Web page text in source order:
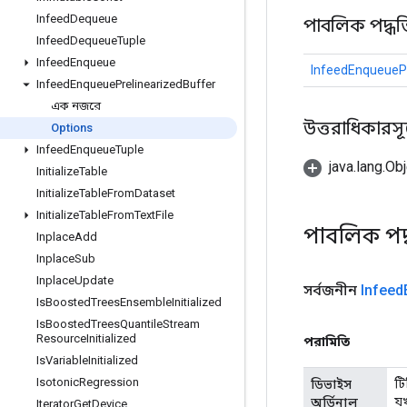
InfeedDequeue
InfeedDequeueTuple
InfeedEnqueue
InfeedEnqueuePrelinearizedBuffer
এক নজরে
Options
InfeedEnqueueTuple
InitializeTable
InitializeTableFromDataset
InitializeTableFromTextFile
InplaceAdd
InplaceSub
InplaceUpdate
IsBoostedTreesEnsembleInitialized
IsBoostedTreesQuantileStream
ResourceInitialized
IsVariableInitialized
IsotonicRegression
IteratorGetDevice
পাবলিক
পাবলিক
সর্বজনীন Infeed
পরামিতি
ডিভাইস
অর্ডিনাল